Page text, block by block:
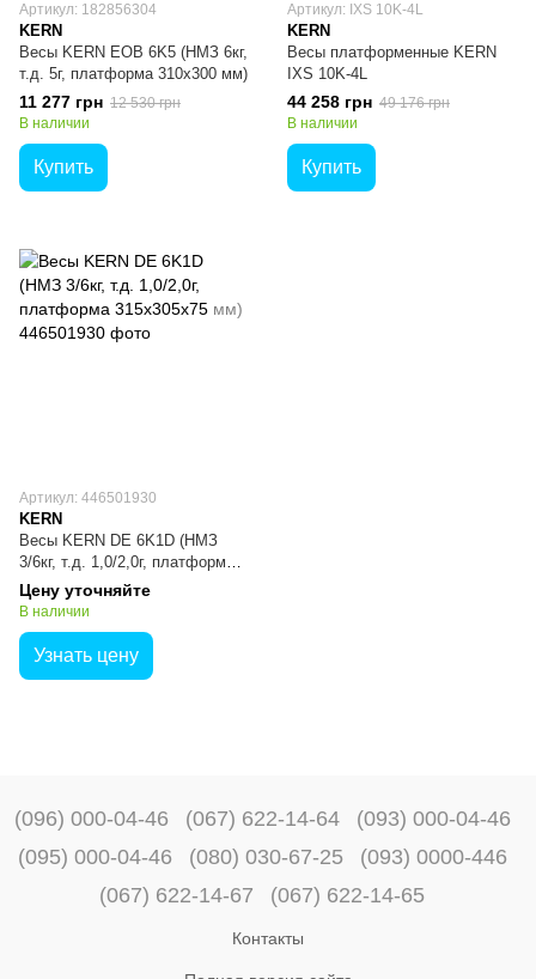
Артикул: 182856304
KERN
Весы KERN EOB 6K5 (НМЗ 6кг,
т.д. 5г, платформа 310х300 мм)
11 277 грн 12 530 грн
В наличии
Купить
Артикул: IXS 10K-4L
KERN
Весы платформенные KERN
IXS 10K-4L
44 258 грн 49 176 грн
В наличии
Купить
Артикул: 446501930
KERN
Весы KERN DE 6K1D (НМЗ
3/6кг, т.д. 1,0/2,0г, платформа
315х305х75 мм)
Цену уточняйте
В наличии
Узнать цену
(096) 000-04-46 (067) 622-14-64
(093) 000-04-46
(095) 000-04-46
(080) 030-67-25
(093) 0000-446
(067) 622-14-67
(067) 622-14-65
Контакты